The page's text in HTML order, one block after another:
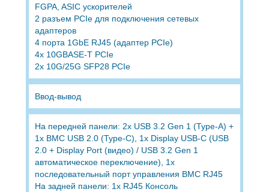
FGPA, ASIC ускорителей
2 разъем PCIe для подключения сетевых
адаптеров
4 порта 1GbE RJ45 (адаптер PCIe)
4x 10GBASE-T PCIe
2x 10G/25G SFP28 PCIe
Ввод-вывод
На передней панели: 2x USB 3.2 Gen 1 (Type-A) +
1x BMC USB 2.0 (Type-C), 1x Display USB-C (USB
2.0 + Display Port (видео) / USB 3.2 Gen 1
автоматическое переключение), 1x
последовательный порт управления BMC RJ45
На задней панели: 1x RJ45 Консоль